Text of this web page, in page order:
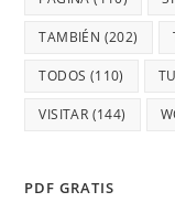
TAMBIÉN (202)
TODOS (110)
VISITAR (144)
PDF GRATIS